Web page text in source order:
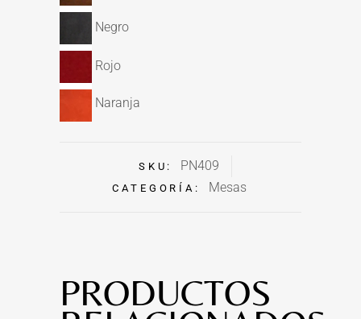
Negro
Rojo
Naranja
SKU: PN409
CATEGORÍA: Mesas
PRODUCTOS